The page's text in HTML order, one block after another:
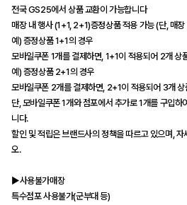
전국 GS25에서 상품 교환이 가능합니다
매장 내 행사 (1+1, 2+1)증정상품 적용 가능 (단, 매
예) 증정상품 1+1의 경우
모바일쿠폰 1개를 결제하면, 1+1이 적용되어 2개 상
예) 증정상품 2+1의 경우
모바일쿠폰 2개를 결제하면, 2+1이 적용되어 3개 상
단, 모바일쿠폰 1개와 점포에서 추가로 1개를 구입
니다.
할인 및 적립은 브랜드사의 정책을 따르고 있으며,
오.
▶사용불가매장
특수점포 사용불가(군부대 등)